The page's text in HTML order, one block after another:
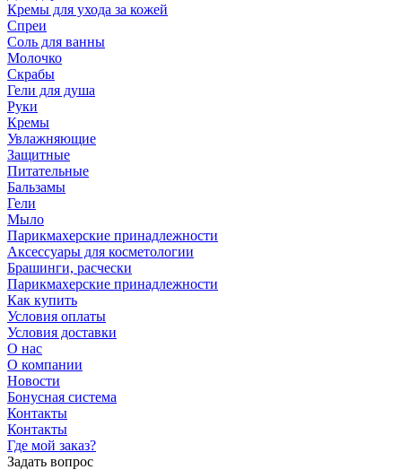
Кремы для ухода за кожей
Спреи
Соль для ванны
Молочко
Скрабы
Гели для душа
Руки
Кремы
Увлажняющие
Защитные
Питательные
Бальзамы
Гели
Мыло
Парикмахерские принадлежности
Аксессуары для косметологии
Брашинги, расчески
Парикмахерские принадлежности
Как купить
Условия оплаты
Условия доставки
О нас
О компании
Новости
Бонусная система
Контакты
Контакты
Где мой заказ?
Задать вопрос